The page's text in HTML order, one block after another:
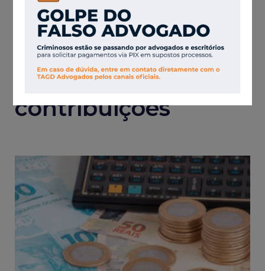
11/02/2026 TAGD Advogados
STJ: Fim do teto do
Sistema S se
estende a outras
contribuições